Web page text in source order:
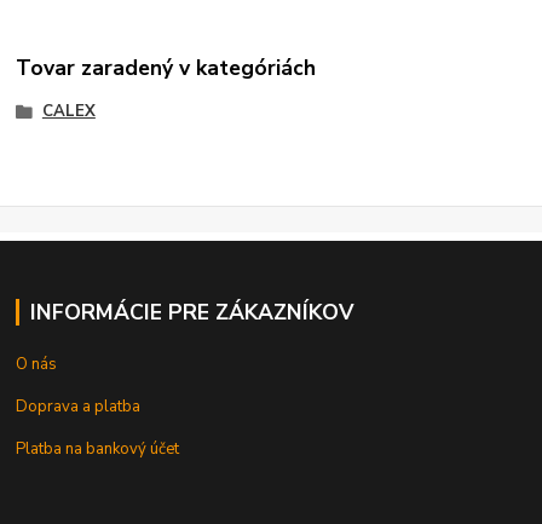
Tovar zaradený v kategóriách
CALEX
INFORMÁCIE PRE ZÁKAZNÍKOV
O nás
Doprava a platba
Platba na bankový účet